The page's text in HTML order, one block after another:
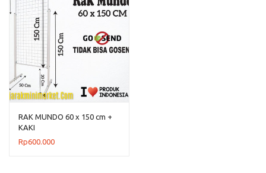
RAK MUNDO 60 x 150 cm +
KAKI
Rp600.000